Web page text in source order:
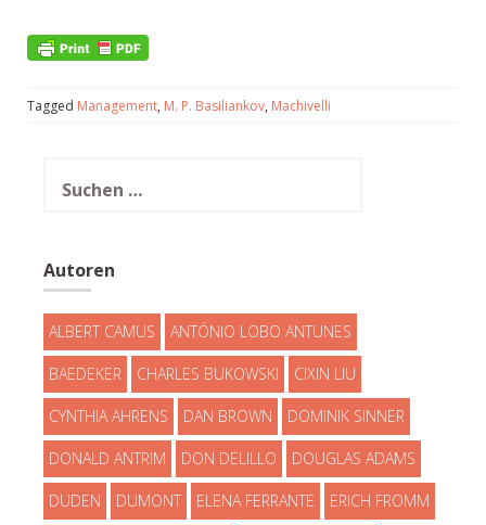
Tagged Management, M. P. Basiliankov, Machivelli
nach:
Autoren
ALBERT CAMUS ANTÓNIO LOBO ANTUNES
BAEDEKER CHARLES BUKOWSKI CIXIN LIU
CYNTHIA AHRENS DAN BROWN DOMINIK SINNER
DONALD ANTRIM DON DELILLO DOUGLAS ADAMS
DUDEN DUMONT ELENA FERRANTE ERICH FROMM